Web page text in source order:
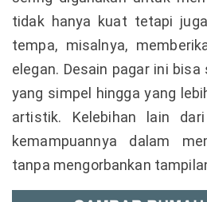
tidak hanya kuat tetapi
tempa, misalnya,
elegan. Desain pagar ini
yang simpel hingga yang
artistik. Kelebihan lain
kemampuannya dalam
tanpa mengorbankan